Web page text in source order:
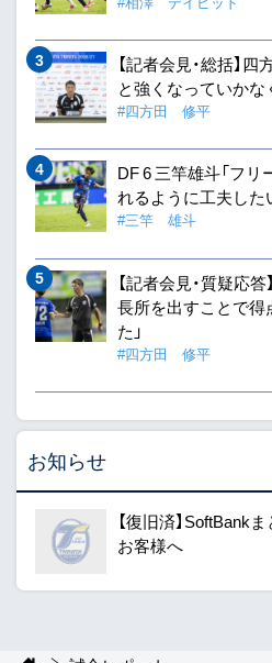
【記者会見・総括】
と強くなっていかな
#四方田 修平
DF 6 三竿雄斗「フ
れるように工夫した
#三竿 雄斗
【記者会見・質疑応
長所を出すことで得
た」
#四方田 修平
お知らせ
【復旧済】SoftBank
お客様へ